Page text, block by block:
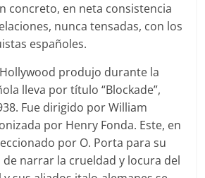
concreto, en neta consistencia
nunca tensadas, con los
españoles.
produjo durante la
lleva por título “Blockade”,
Fue dirigido por William
por Henry Fonda. Este, en
por O. Porta para su
de narrar la crueldad y locura del